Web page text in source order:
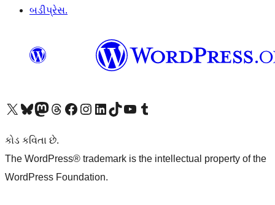
બડીપ્રેસ.
અમારા X (અગાઉ ટ્વિટર) એકાઉન્ટની મુલાકાત લોઅમારા Bluesky એકાઉન્ટની મુલાકાત લોઅમારા માસ્ટોડોન એકાઉન્ટની મુલાકાત લોઅમારા Threads એકાઉન્ટની મુલાકાત લો અમારા ફેસબુક પેજની મુલાકાત લોઅમારા ઇન્સ્ટાગ્રામ એકાઉન્ટની મુલાકાત લો અમારા LinkedIn એકાઉન્ટની મુલાકાત લોઅમારા TikTok એકાઉન્ટની મુલાકાત લોઅમારી YouTube ચેનલની મુલાકાત લો અમારા Tumblr એકાઉન્ટની મુલાકાત લો
કોડ કવિતા છે.
The WordPress® trademark is the intellectual property of the
WordPress Foundation.